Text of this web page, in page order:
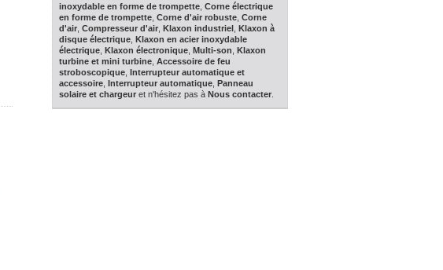
inoxydable en forme de trompette, Corne électrique
en forme de trompette, Corne d'air robuste, Corne
d'air, Compresseur d'air, Klaxon industriel , Klaxon à
disque électrique, Klaxon en acier inoxydable
électrique, Klaxon électronique, Multi-son, Klaxon
turbine et mini turbine, Accessoire de feu
stroboscopique, Interrupteur automatique et
accessoire, Interrupteur automatique, Panneau
solaire et chargeur et n'hésitez pas à Nous contacter.